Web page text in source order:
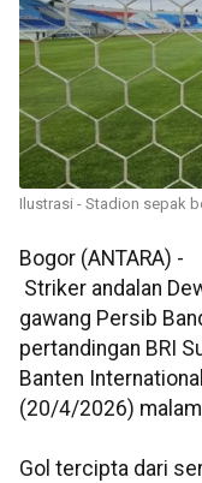
Ilustrasi - Stadion sepak
Bogor (ANTARA) -
Striker andalan
gawang Persib
pertandingan BRI
Banten
(20/4/2026)
Gol tercipta dari